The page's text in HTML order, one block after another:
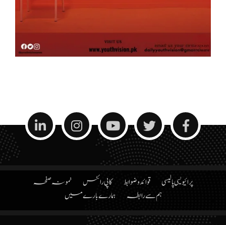
پرائیویسی پالیسی قوائد و ضوابط کاپی رائٹس
نمونہ صفحہ
ہم سے رابطہ
ہمارے بارے میں